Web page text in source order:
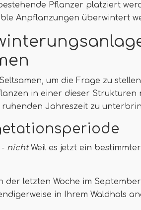
Pflanzer platziert
Anpflanzungen überwintert
um die Frage zu
in einer dieser Strukturen
Jahreszeit zu
- nichtWeil es jetzt ein
der letzten Woche im
in Ihrem Waldhals